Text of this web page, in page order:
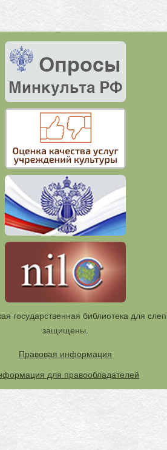
государственная библиотека для
защищены.
Правовая информация
для правообладателей